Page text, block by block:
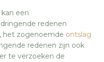
een
redenen
het zogenoemde ontslag
redenen zijn ook
te verzoeken de